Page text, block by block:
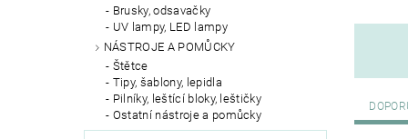
Brusky, odsavačky
UV lampy, LED lampy
NÁSTROJE A POMŮCKY
Štětce
Tipy, šablony, lepidla
Pilníky, leštící bloky, leštičky
Ostatní nástroje a pomůcky